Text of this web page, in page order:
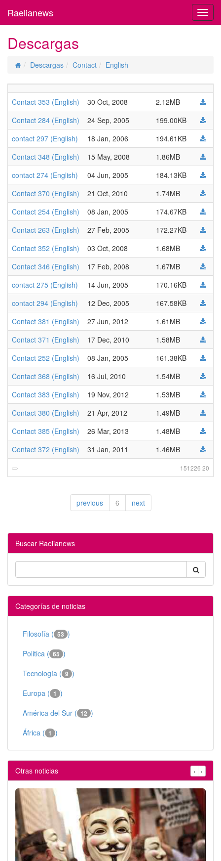
Raelianews
Descargas
Descargas Contact English
Contact 353 (English) 30 Oct, 2008
2.12MB
Contact 284 (English)
24 Sep, 2005
199.00KB
contact 297 (English)
18 Jan, 2006
194.61KB
Contact 348 (English)
15 May, 2008
1.86MB
contact 274 (English)
04 Jun, 2005
184.13KB
Contact 370 (English)
21 Oct, 2010
1.74MB
Contact 254 (English)
08 Jan, 2005
174.67KB
Contact 263 (English)
27 Feb, 2005
172.27KB
Contact 352 (English)
03 Oct, 2008
1.68MB
Contact 346 (English)
17 Feb, 2008
1.67MB
contact 275 (English)
14 Jun, 2005
170.16KB
contact 294 (English)
12 Dec, 2005
167.58KB
Contact 381 (English)
27 Jun, 2012
1.61MB
Contact 371 (English)
17 Dec, 2010
1.58MB
Contact 252 (English)
08 Jan, 2005
161.38KB
Contact 368 (English)
16 Jul, 2010
1.54MB
Contact 383 (English)
19 Nov, 2012
1.53MB
Contact 380 (English)
21 Apr, 2012
1.49MB
Contact 385 (English)
26 Mar, 2013
1.48MB
Contact 372 (English)
31 Jan, 2011 1.46MB
151226 20
previous 6 next
Buscar Raelianews
Categorías de noticias
Filosofía ( 53 )
Politica ( 65 )
Tecnología ( 9 )
Europa ( 1 )
América del Sur ( 12 )
África ( 1 )
Otras noticias ‹ ›